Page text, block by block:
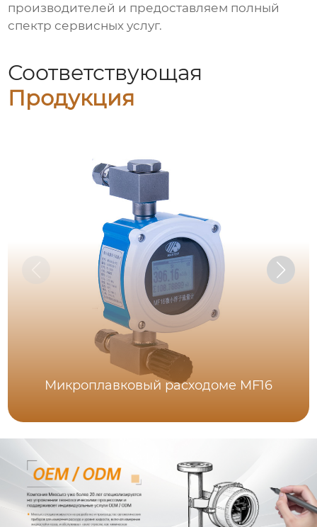
производителей и предоставляем полный
спектр сервисных услуг.
Соответствующая
Продукция
Микроплавковый расходоме MF16